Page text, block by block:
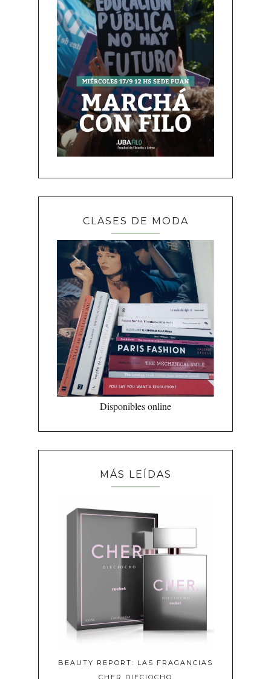
CLASES DE MODA
Disponibles online
MÁS LEÍDAS
BEAUTY REPORT: LAS FRAGANCIAS
CHER DIECIOCHO